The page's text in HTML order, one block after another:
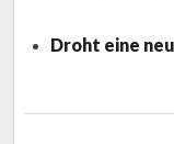
Droht eine